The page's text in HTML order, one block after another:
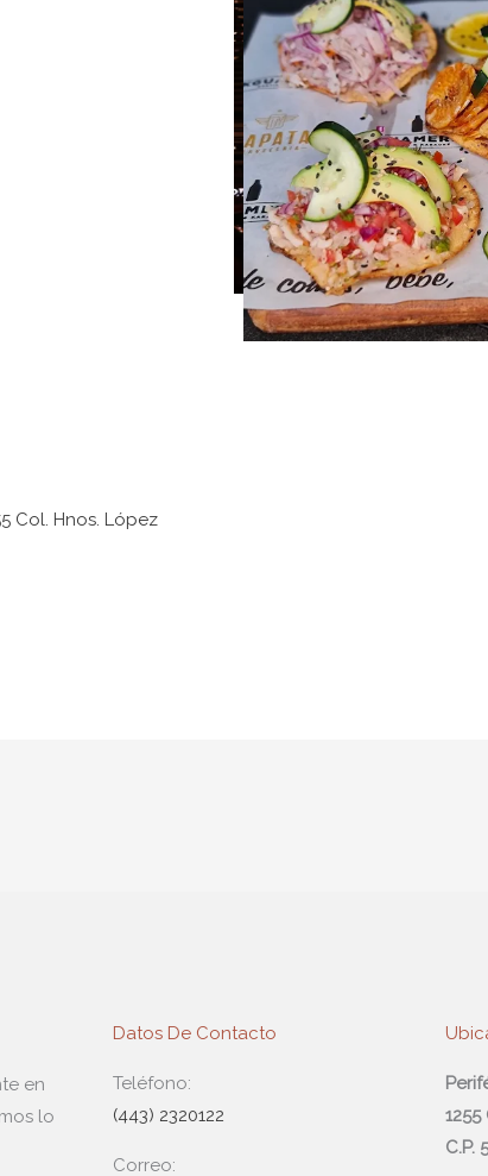
Col. Hnos. López
en
lo
Datos De Contacto
Teléfono:
(443) 2320122
Correo:
C.P.